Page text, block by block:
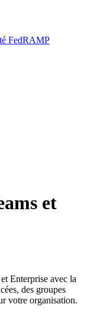
FedRAMP
et
Enterprise avec la
des groupes
votre organisation.